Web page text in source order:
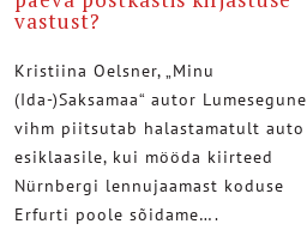
vastust?
Kristiina Oelsner, „Minu
(Ida-)Saksamaa“ autor Lumesegune
vihm piitsutab halastamatult auto
esiklaasile, kui mööda kiirteed
Nürnbergi lennujaamast koduse
Erfurti poole sõidame….